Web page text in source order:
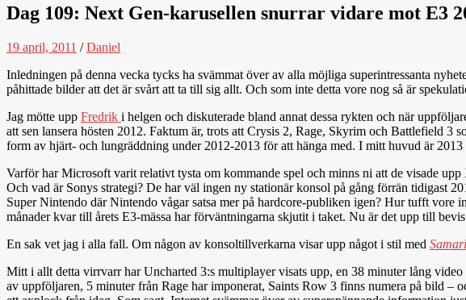
Dag 109: Next Gen-karusellen snurrar vidare mot E3
19 april, 2011 /Daniel
Inledningen på denna vecka tycks ha svämmat över av alla möjliga superintressanta
påhittade bilder att det är svårt att ta till sig allt. Och som inte detta vore nog så är
Jag mötte upp Fredrik i helgen och diskuterade bland annat dessa rykten och när
att sen lansera hösten 2012. Faktum är, trots att Crysis 2, Rage, Skyrim och Battlefield 3
form av hjärt- och lungräddning under 2012-2013 för att hänga med. I mitt huvud är
Varför har Microsoft varit relativt tysta om kommande spel och minns ni att de visade
Och vad är Sonys strategi? De har väl ingen ny stationär konsol på gång förrän tidigast
Super Nintendo där Nintendo vågar satsa mer på hardcore-publiken igen? Hur tufft vore
månader kvar till årets E3-mässa har förväntningarna skjutit i taket. Nu är det upp till
En sak vet jag i alla fall. Om någon av konsoltillverkarna visar upp något i stil med
Mitt i allt detta virrvarr har Uncharted 3:s multiplayer visats upp, en 38 minuter lång
av uppföljaren, 5 minuter från Rage har imponerat, Saints Row 3 finns numera på bild –